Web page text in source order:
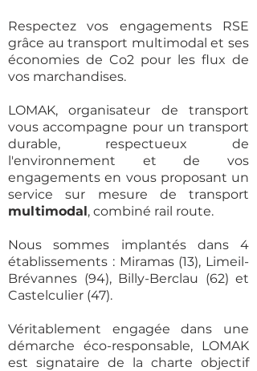
Respectez vos engagements RSE
grâce au transport multimodal et ses
économies de Co2 pour les flux de
vos marchandises.
LOMAK, organisateur de transport
vous accompagne pour un transport
durable, respectueux de
l'environnement et de vos
engagements en vous proposant un
service sur mesure de transport
multimodal, combiné rail route.
Nous sommes implantés dans 4
établissements : Miramas (13), Limeil-
Brévannes (94), Billy-Berclau (62) et
Castelculier (47).
Véritablement engagée dans une
démarche éco-responsable, LOMAK
est signataire de la charte objectif